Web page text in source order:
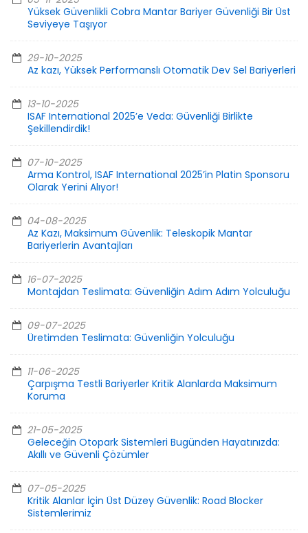
Yüksek Güvenlikli Cobra Mantar Bariyer Güvenliği Bir Üst
Seviyeye Taşıyor
29-10-2025
Az kazı, Yüksek Performanslı Otomatik Dev Sel Bariyerleri
13-10-2025
ISAF International 2025’e Veda: Güvenliği Birlikte
Şekillendirdik!
07-10-2025
Arma Kontrol, ISAF International 2025’in Platin Sponsoru
Olarak Yerini Alıyor!
04-08-2025
Az Kazı, Maksimum Güvenlik: Teleskopik Mantar
Bariyerlerin Avantajları
16-07-2025
Montajdan Teslimata: Güvenliğin Adım Adım Yolculuğu
09-07-2025
Üretimden Teslimata: Güvenliğin Yolculuğu
11-06-2025
Çarpışma Testli Bariyerler Kritik Alanlarda Maksimum
Koruma
21-05-2025
Geleceğin Otopark Sistemleri Bugünden Hayatınızda:
Akıllı ve Güvenli Çözümler
07-05-2025
Kritik Alanlar İçin Üst Düzey Güvenlik: Road Blocker
Sistemlerimiz